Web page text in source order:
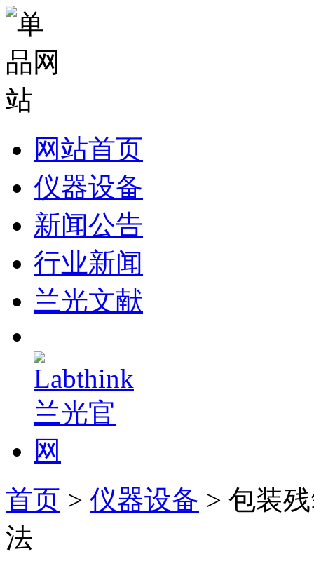
网站首页
仪器设备
新闻公告
行业新闻
兰光文献
首页 > 仪器设备 > 包装
法